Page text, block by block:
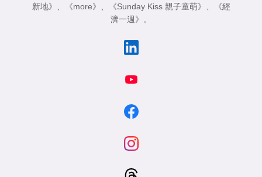
新地》
《more》 《Sunday Kiss 親子童萌》
《經
濟一週》
。